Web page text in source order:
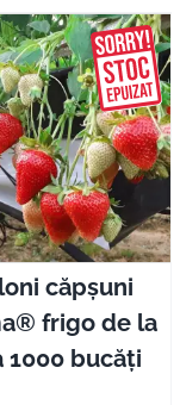
căpșuni
frigo de la
1000 bucăți